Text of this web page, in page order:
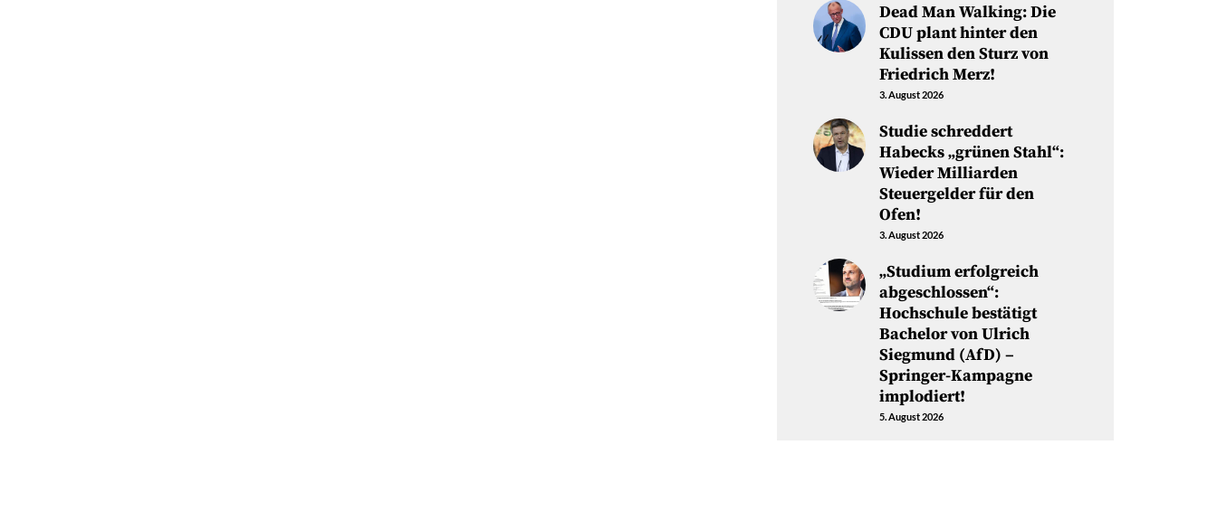
Dead Man Walking: Die
CDU plant hinter den
Kulissen den Sturz von
Friedrich Merz!
3. August 2026
Studie schreddert
Habecks „grünen Stahl“:
Wieder Milliarden
Steuergelder für den
Ofen!
3. August 2026
„Studium erfolgreich
abgeschlossen“:
Hochschule bestätigt
Bachelor von Ulrich
Siegmund (AfD) –
Springer-Kampagne
implodiert!
5. August 2026